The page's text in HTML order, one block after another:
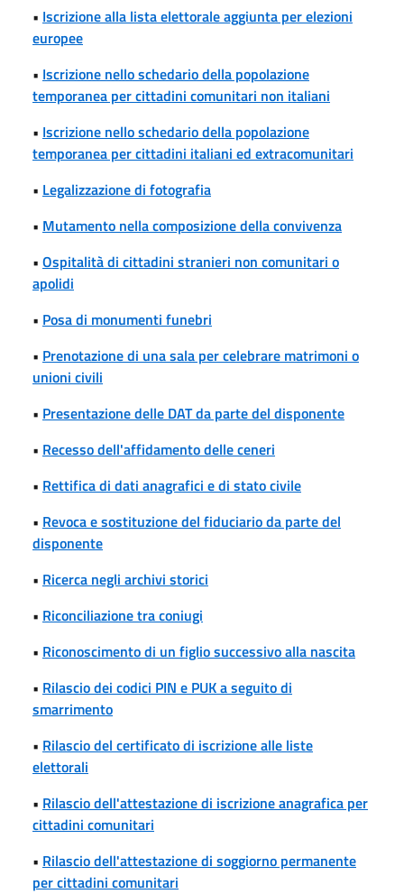
• Iscrizione alla lista elettorale aggiunta per elezioni
europee
• Iscrizione nello schedario della popolazione
temporanea per cittadini comunitari non italiani
• Iscrizione nello schedario della popolazione
temporanea per cittadini italiani ed extracomunitari
• Legalizzazione di fotografia
• Mutamento nella composizione della convivenza
• Ospitalità di cittadini stranieri non comunitari o
apolidi
• Posa di monumenti funebri
• Prenotazione di una sala per celebrare matrimoni o
unioni civili
• Presentazione delle DAT da parte del disponente
• Recesso dell'affidamento delle ceneri
• Rettifica di dati anagrafici e di stato civile
• Revoca e sostituzione del fiduciario da parte del
disponente
• Ricerca negli archivi storici
• Riconciliazione tra coniugi
• Riconoscimento di un figlio successivo alla nascita
• Rilascio dei codici PIN e PUK a seguito di
smarrimento
• Rilascio del certificato di iscrizione alle liste
elettorali
• Rilascio dell'attestazione di iscrizione anagrafica per
cittadini comunitari
• Rilascio dell'attestazione di soggiorno permanente
per cittadini comunitari